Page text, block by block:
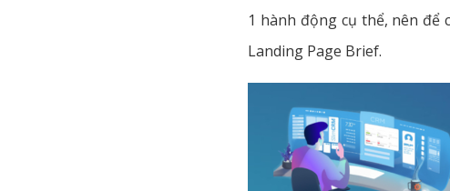
1 hành động cụ thể, nên để
Landing Page Brief.